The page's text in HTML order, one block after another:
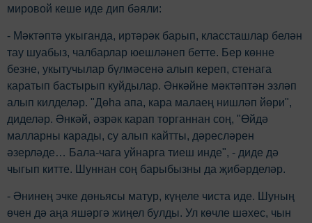
мировой кеше иде дип бәяли:
- Мәктәптә укыганда, иртәрәк барып, классташлар белән
тау шуабыз, чалбарлар юешләнеп бетте. Бер көнне
безне, укытучылар бүлмәсенә алып кереп, стенага
каратып бастырып куйдылар. Әнкәйне мәктәптән эзләп
алып килделәр. "Дөһа апа, кара малаең нишләп йөри",
диделәр. Әнкәй, әзрәк карап торганнан соң, "Өйдә
малларны карады, су алып кайтты, дәресләрен
әзерләде… Бала-чага уйнарга тиеш инде", - диде дә
чыгып китте. Шуннан соң барыбызны да җибәрделәр.
- Әнинең эчке дөньясы матур, күңеле чиста иде. Шуның
өчен дә аңа яшәргә жиңел булды. Ул көчле шәхес, чын